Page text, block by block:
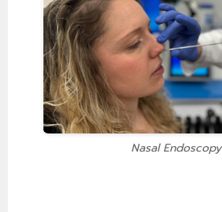
Nasal Endoscopy